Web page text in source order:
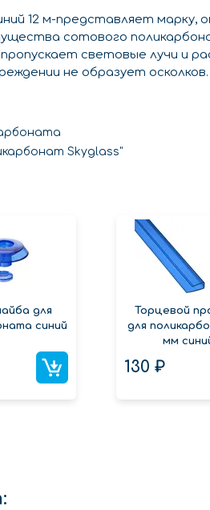
12 м-представляет
сотового
световые лучи и
не образует осколков.
Skyglass"
для
синий
Торцевой
для
мм
130 ₽